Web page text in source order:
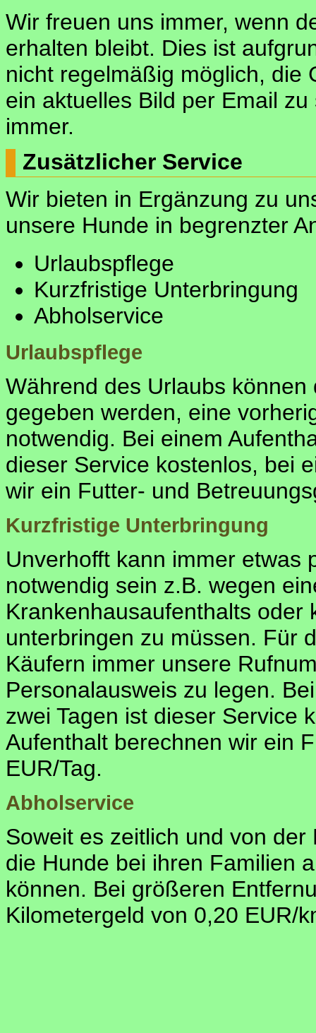
Wir freuen uns immer, wenn
erhalten bleibt. Dies ist
nicht regelmäßig möglich, die
ein aktuelles Bild per Email
immer.
Zusätzlicher Service
Wir bieten in Ergänzung zu
unsere Hunde in begrenzter
Urlaubspflege
Kurzfristige Unterbringung
Abholservice
Urlaubspflege
Während des Urlaubs
gegeben werden, eine
notwendig. Bei einem
dieser Service kostenlos, bei
wir ein Futter- und
Kurzfristige Unterbringung
Unverhofft kann immer etwas
notwendig sein z.B. wegen
Krankenhausaufenthalts oder
unterbringen zu müssen. Für
Käufern immer unsere
Personalausweis zu legen.
zwei Tagen ist dieser Service
Aufenthalt berechnen wir ein
EUR/Tag.
Abholservice
Soweit es zeitlich und von
die Hunde bei ihren Familien
können. Bei größeren
Kilometergeld von 0,20 EUR/